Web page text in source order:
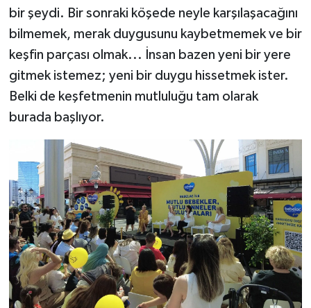
bir şeydi. Bir sonraki köşede neyle karşılaşacağını
bilmemek, merak duygusunu kaybetmemek ve bir
keşfin parçası olmak... İnsan bazen yeni bir yere
gitmek istemez; yeni bir duygu hissetmek ister.
Belki de keşfetmenin mutluluğu tam olarak
burada başlıyor.